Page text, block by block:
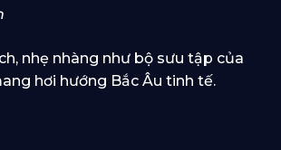
nhẹ nhàng như bộ sưu tập của
hơi hướng Bắc Âu tinh tế.